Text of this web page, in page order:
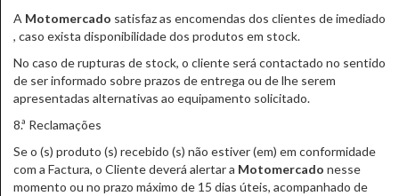
A Motomercado satisfaz as encomendas dos clientes de imediado
, caso exista disponibilidade dos produtos em stock.
No caso de rupturas de stock, o cliente será contactado no sentido
de ser informado sobre prazos de entrega ou de lhe serem
apresentadas alternativas ao equipamento solicitado.
8.ª Reclamações
Se o (s) produto (s) recebido (s) não estiver (em) em conformidade
com a Factura, o Cliente deverá alertar a Motomercado nesse
momento ou no prazo máximo de 15 dias úteis, acompanhado de